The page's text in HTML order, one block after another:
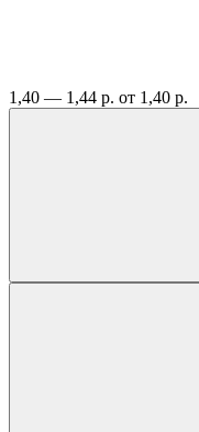
1,40 — 1,44 р. от 1,40 р.